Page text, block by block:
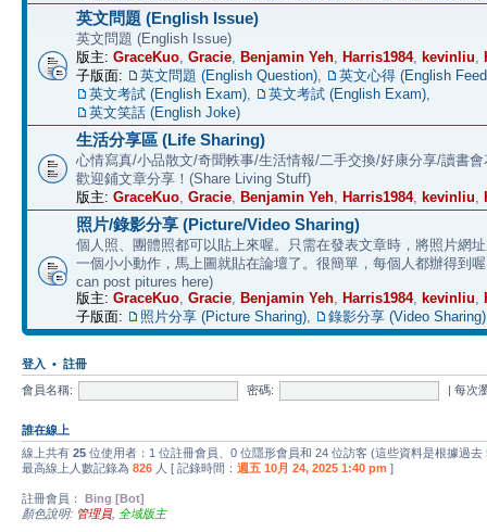
英文問題 (English Issue)
英文問題 (English Issue)
版主: GraceKuo Gracie Benjamin Yeh Harris1984, kevinliu
子版面:
英文問題 (English Question)
英文心得 (English
英文考試 (English Exam)
英文考試 (English Exam)
英文笑話 (English Joke)
生活分享區 (Life Sharing)
心情寫真/小品散文/奇聞軼事/生活情報/二手交換/好康分享/讀書
歡迎鋪文章分享！(Share Living Stuff)
版主: GraceKuo Gracie Benjamin Yeh Harris1984, kevinliu
照片/錄影分享 (Picture/Video Sharing)
個人照、團體照都可以貼上來喔。只需在發表文章時，將照片網
一個小小動作，馬上圖就貼在論壇了。很簡單，每個人都辦得到
can post pitures here)
版主: GraceKuo Gracie Benjamin Yeh Harris1984, kevinliu
子版面:
照片分享 (Picture Sharing) 錄影分享 (Video Sharing)
登入 • 註冊
會員名稱: 密碼: | 每次
誰在線上
線上共有 25 位使用者：1 位註冊會員、0 位隱形會員和 24 位訪客 (這些資料是根據過
最高線上人數記錄為 826 人 [ 記錄時間： 週五 10月 24, 2025 1:40 pm ]
註冊會員： Bing [Bot]
顏色說明: 管理員, 全域版主